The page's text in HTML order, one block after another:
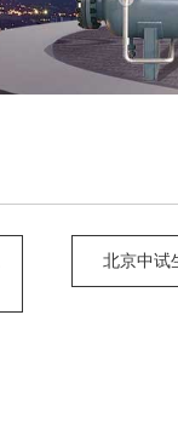
北京中试